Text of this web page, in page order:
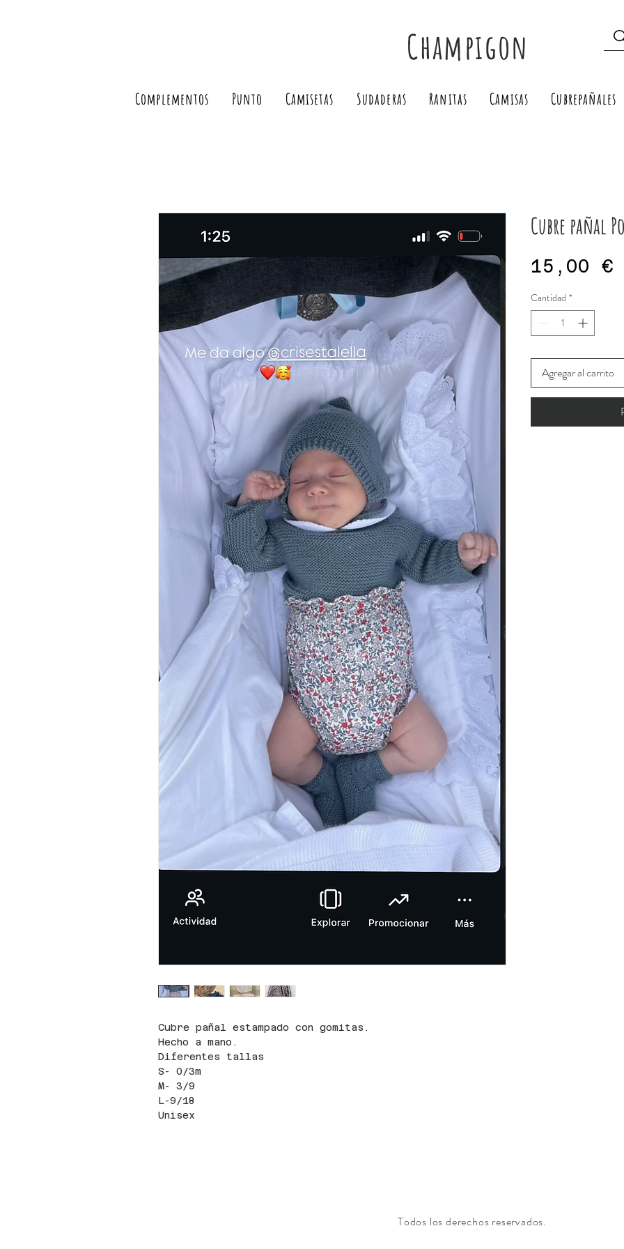
Champigon
Complementos Punto Camisetas Sudaderas Ranitas Camisas Cubrepañales
Cubre pañal estampado con gomitas.
Hecho a mano.
Diferentes tallas
S- 0/3m
M- 3/9
L-9/18
Unisex
Cubre pañal
15,00 €
Cantidad *
Agregar al carrito
Todos los derechos reservados.